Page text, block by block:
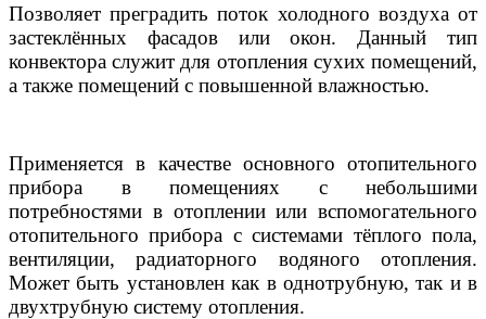
Позволяет преградить поток холодного воздуха от
застеклённых фасадов или окон. Данный тип
конвектора служит для отопления сухих помещений,
а также помещений с повышенной влажностью.
Применяется в качестве основного отопительного
прибора в помещениях с небольшими
потребностями в отоплении или вспомогательного
отопительного прибора с системами тёплого пола,
вентиляции, радиаторного водяного отопления.
Может быть установлен как в однотрубную, так и в
двухтрубную систему отопления.